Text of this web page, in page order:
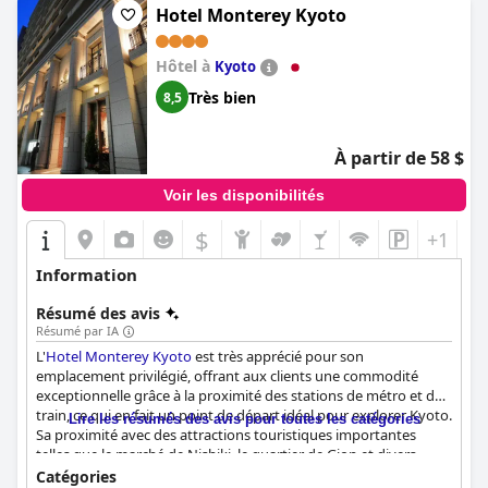
Hotel Monterey Kyoto
Hôtel à Kyoto
8,5 Très bien
À partir de 58 $
Voir les disponibilités
$ +1
Information
Résumé des avis
Résumé par IA
L'Hotel Monterey Kyotoest très apprécié pour son
emplacement privilégié, offrant aux clients une commodité
exceptionnelle grâce à la proximité des stations de métro et de
train, ce qui en fait un point de départ idéal pour explorer Kyoto.
Sa proximité avec des attractions touristiques importantes
telles que le marché de Nishiki, le quartier de Gion et divers
temples, ainsi que de nombreuses options de restauration et de
Lire les résumés des avis pour toutes les catégories
Catégories